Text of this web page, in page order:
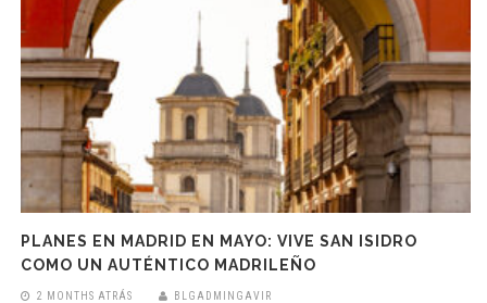
PLANES EN MADRID EN MAYO: VIVE SAN ISIDRO
COMO UN AUTÉNTICO MADRILEÑO
2 MONTHS ATRÁS BLGADMINGAVIR